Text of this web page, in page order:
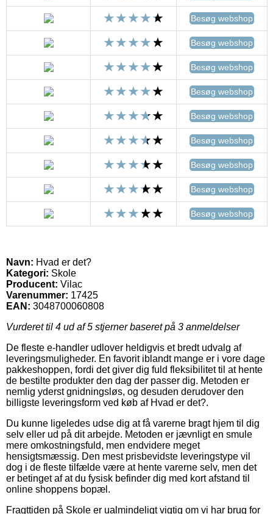
Besøg webshop
Besøg webshop
Besøg webshop
Besøg webshop
Besøg webshop
Besøg webshop
Besøg webshop
Besøg webshop
Besøg webshop
Navn: Hvad er det?
Kategori: Skole
Producent: Vilac
Varenummer: 17425
EAN: 3048700060808
Vurderet til 4 ud af 5 stjerner baseret på 3 anmeldelser
De fleste e-handler udlover heldigvis et bredt udvalg af
leveringsmuligheder. En favorit iblandt mange er i vore dage
pakkeshoppen, fordi det giver dig fuld fleksibilitet til at hente
de bestilte produkter den dag der passer dig. Metoden er
nemlig yderst gnidningsløs, og desuden derudover den
billigste leveringsform ved køb af Hvad er det?.
Du kunne ligeledes udse dig at få varerne bragt hjem til dig
selv eller ud på dit arbejde. Metoden er jævnligt en smule
mere omkostningsfuld, men endvidere meget
hensigtsmæssig. Den mest prisbevidste leveringstype vil
dog i de fleste tilfælde være at hente varerne selv, men det
er betinget af at du fysisk befinder dig med kort afstand til
online shoppens bopæl.
Fragttiden på Skole er ualmindeligt vigtig om vi har brug for